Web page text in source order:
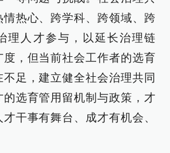
情热心、跨学科、跨领域、跨
理人才参与，以延长治理链
，但当前社会工作者的选育
足，建立健全社会治理共同
选育管用留机制与政策，才
干事有舞台、成才有机会、